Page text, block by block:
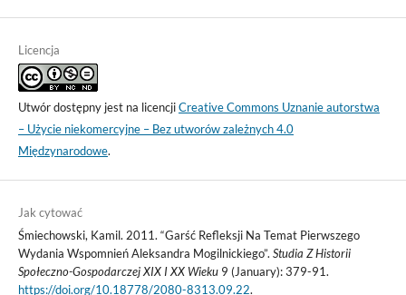
Licencja
Utwór dostępny jest na licencjiCreative Commons Uznanie autorstwa
– Użycie niekomercyjne – Bez utworów zależnych 4.0
Międzynarodowe.
Jak cytować
Śmiechowski, Kamil. 2011. “Garść Refleksji Na Temat Pierwszego
Wydania Wspomnień Aleksandra Mogilnickiego”. Studia Z Historii
Społeczno-Gospodarczej XIX I XX Wieku9 (January): 379-91.
https://doi.org/10.18778/2080-8313.09.22.